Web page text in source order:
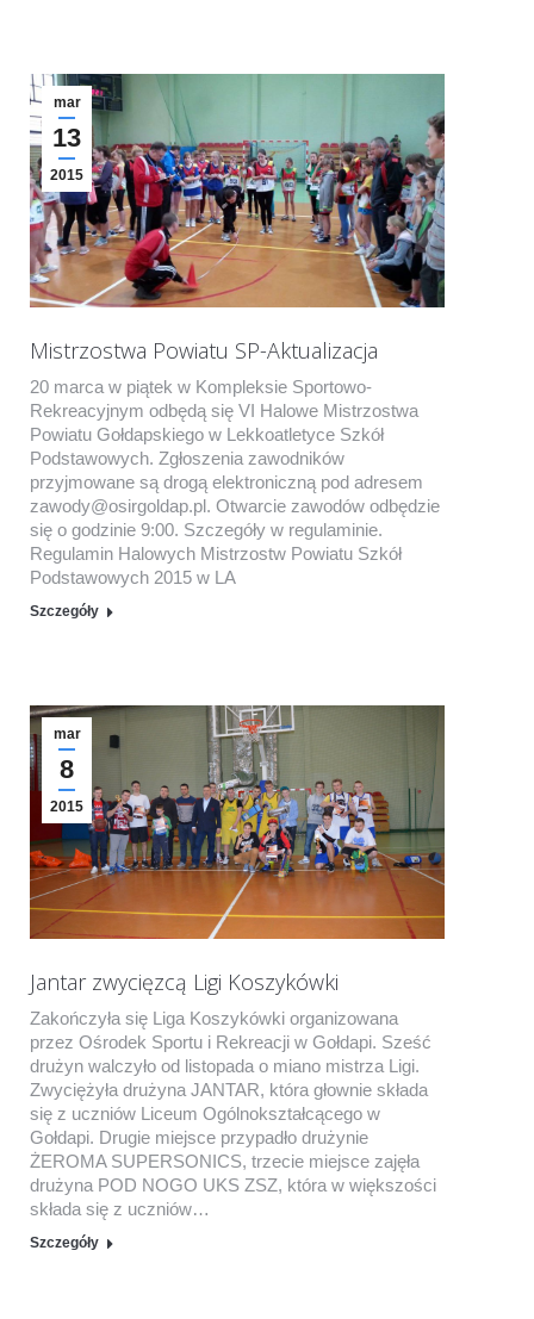
mar
13
2015
Mistrzostwa Powiatu SP-Aktualizacja
20 marca w piątek w Kompleksie Sportowo-
Rekreacyjnym odbędą się VI Halowe Mistrzostwa
Powiatu Gołdapskiego w Lekkoatletyce Szkół
Podstawowych. Zgłoszenia zawodników
przyjmowane są drogą elektroniczną pod adresem
zawody@osirgoldap.pl. Otwarcie zawodów odbędzie
się o godzinie 9:00. Szczegóły w regulaminie.
Regulamin Halowych Mistrzostw Powiatu Szkół
Podstawowych 2015 w LA
Szczegóły
mar
8
2015
Jantar zwycięzcą Ligi Koszykówki
Zakończyła się Liga Koszykówki organizowana
przez Ośrodek Sportu i Rekreacji w Gołdapi. Sześć
drużyn walczyło od listopada o miano mistrza Ligi.
Zwyciężyła drużyna JANTAR, która głownie składa
się z uczniów Liceum Ogólnokształcącego w
Gołdapi. Drugie miejsce przypadło drużynie
ŻEROMA SUPERSONICS, trzecie miejsce zajęła
drużyna POD NOGO UKS ZSZ, która w większości
składa się z uczniów…
Szczegóły